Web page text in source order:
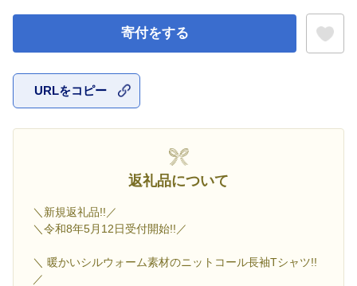
寄付をする
URLをコピー
返礼品について
＼新規返礼品!!／
＼令和8年5月12日受付開始!!／
＼ 暖かいシルウォーム素材のニットコール長袖Tシャツ!!
／